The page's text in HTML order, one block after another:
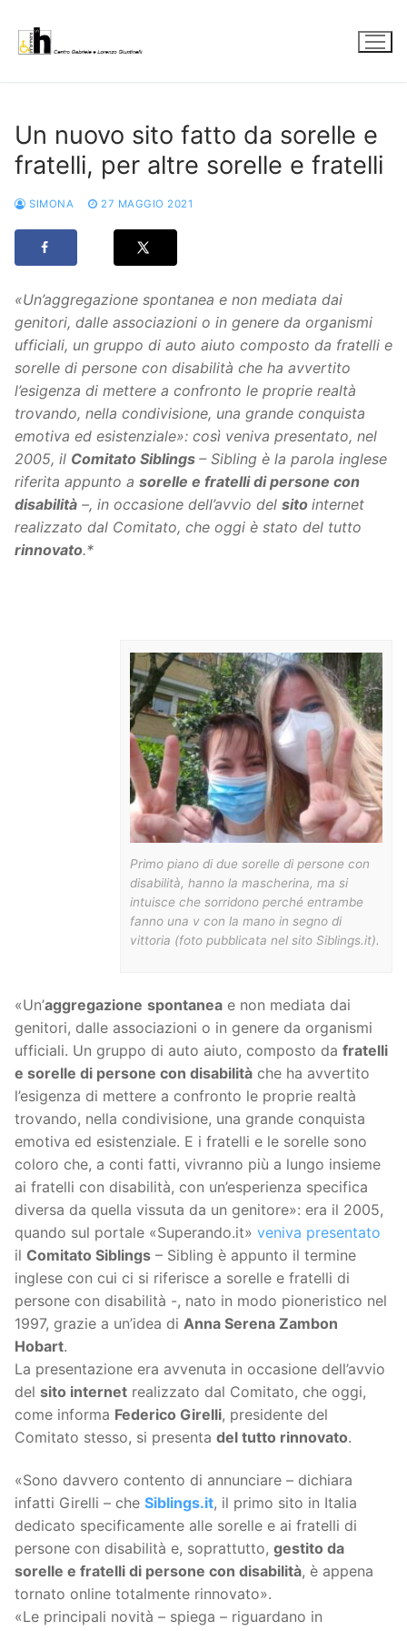
contenuto
Un nuovo sito fatto da sorelle e
fratelli, per altre sorelle e fratelli
SIMONA 27 MAGGIO 2021
«Un’aggregazione spontanea e non mediata dai
genitori, dalle associazioni o in genere da organismi
ufficiali, un gruppo di auto aiuto composto da fratelli e
sorelle di persone con disabilità che ha avvertito
l’esigenza di mettere a confronto le proprie realtà
trovando, nella condivisione, una grande conquista
emotiva ed esistenziale»: così veniva presentato, nel
2005, il Comitato Siblings – Sibling è la parola inglese
riferita appunto a sorelle e fratelli di persone con
disabilità –, in occasione dell’avvio del sito internet
realizzato dal Comitato, che oggi è stato del tutto
rinnovato.*
Primo piano di due sorelle di persone con
disabilità, hanno la mascherina, ma si
intuisce che sorridono perché entrambe
fanno una v con la mano in segno di
vittoria (foto pubblicata nel sito Siblings.it).
«Un’aggregazione spontanea e non mediata dai
genitori, dalle associazioni o in genere da organismi
ufficiali. Un gruppo di auto aiuto, composto da fratelli
e sorelle di persone con disabilità che ha avvertito
l’esigenza di mettere a confronto le proprie realtà
trovando, nella condivisione, una grande conquista
emotiva ed esistenziale. E i fratelli e le sorelle sono
coloro che, a conti fatti, vivranno più a lungo insieme
ai fratelli con disabilità, con un’esperienza specifica
diversa da quella vissuta da un genitore»: era il 2005,
quando sul portale «Superando.it» veniva presentato
il Comitato Siblings – Sibling è appunto il termine
inglese con cui ci si riferisce a sorelle e fratelli di
persone con disabilità -, nato in modo pioneristico nel
1997, grazie a un’idea di Anna Serena Zambon
Hobart.
La presentazione era avvenuta in occasione dell’avvio
del sito internet realizzato dal Comitato, che oggi,
come informa Federico Girelli, presidente del
Comitato stesso, si presenta del tutto rinnovato.
«Sono davvero contento di annunciare – dichiara
infatti Girelli – che Siblings.it, il primo sito in Italia
dedicato specificamente alle sorelle e ai fratelli di
persone con disabilità e, soprattutto, gestito da
sorelle e fratelli di persone con disabilità, è appena
tornato online totalmente rinnovato».
«Le principali novità – spiega – riguardano in